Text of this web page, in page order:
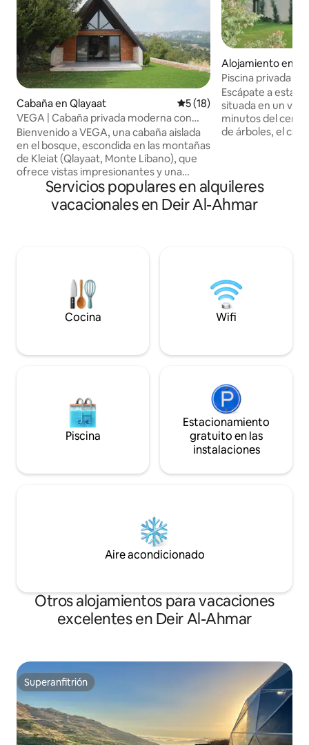
Cabaña en Qlayaat Calificación promedio: 5 de
5 (18)
VEGA | Cabaña privada moderna con
vistas panorámicas
Bienvenido a VEGA, una cabaña aislada
en el bosque, escondida en las montañas
de Kleiat (Qlayaat, Monte Líbano), que
ofrece vistas impresionantes y una
tranquilidad absoluta Diseñado
cuidadosamente para mañanas
tranquilas y noches acogedoras, Vega
baños y 120 metros cuadrados cuenta
con una cocina totalmente equipada,
aire acondicionado, Wi-Fi de fibra óptica,
Smart TV y lavandería, lo que la hace
Alojamiento en
Piscina privada y
Batroun
Escápate a esta
situada en un
minutos del
de árboles, el
piscina privada,
un elegante
para parejas,
una estancia sin
Servicios populares en alquileres
vacacionales en Deir Al-Ahmar
Cocina Wifi
Piscina
Estacionamiento
gratuito en las
instalaciones
Aire acondicionado
Otros alojamientos para vacaciones
excelentes en Deir Al-Ahmar
Superanfitrión
Superanfitrión